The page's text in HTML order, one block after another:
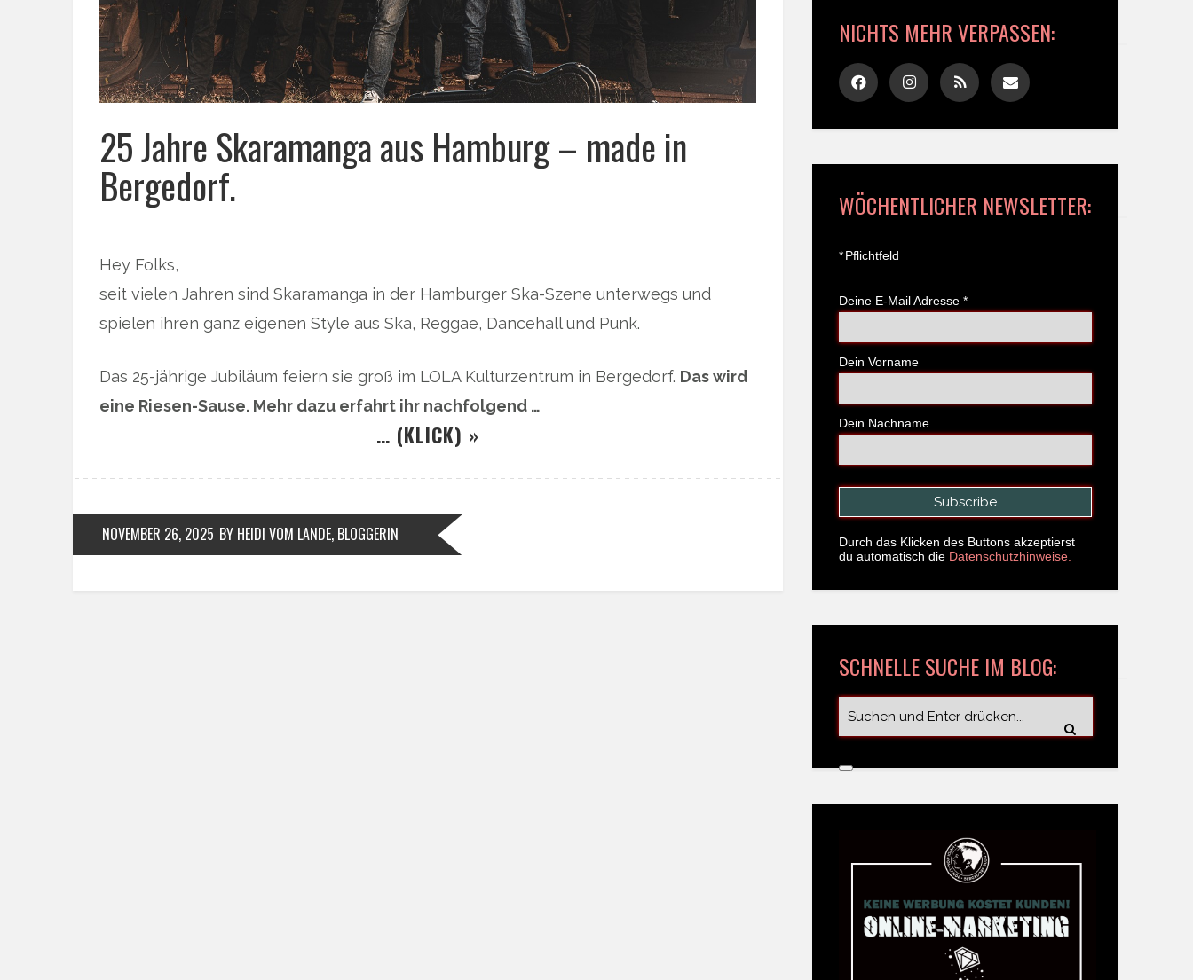
25 Jahre Skaramanga aus Hamburg – made in
Bergedorf.
Hey Folks,
seit vielen Jahren sind Skaramanga in der Hamburger Ska-Szene unterwegs und
spielen ihren ganz eigenen Style aus Ska, Reggae, Dancehall und Punk.
Das 25-jährige Jubiläum feiern sie groß im LOLA Kulturzentrum in Bergedorf. Das wird
eine Riesen-Sause. Mehr dazu erfahrt ihr nachfolgend …
… (KLICK) »
NOVEMBER 26, 2025 BY HEIDI VOM LANDE, BLOGGERIN
NICHTS MEHR VERPASSEN:
WÖCHENTLICHER NEWSLETTER:
*Pflichtfeld
Deine E-Mail Adresse *
Dein Vorname
Dein Nachname
Durch das Klicken des Buttons akzeptierst
du automatisch die Datenschutzhinweise.
SCHNELLE SUCHE IM BLOG: